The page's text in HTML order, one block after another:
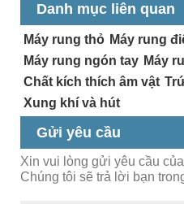
Danh mục liên quan
Máy rung thỏ Máy rung
Máy rung ngón tay Máy
Chất kích thích âm vật
Xung khí và hút
Gửi yêu cầu
Xin vui lòng gửi yêu cầu
Chúng tôi sẽ trả lời bạn